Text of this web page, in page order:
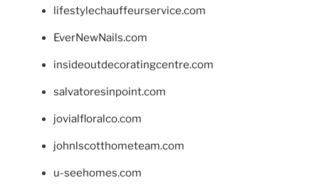
lifestylechauffeurservice.com
EverNewNails.com
insideoutdecoratingcentre.com
salvatoresinpoint.com
jovialfloralco.com
johnlscotthometeam.com
u-seehomes.com